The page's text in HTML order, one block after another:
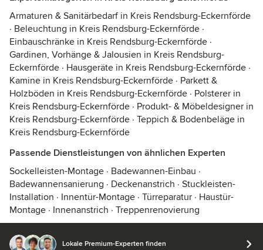
Armaturen & Sanitärbedarf in Kreis Rendsburg-Eckernförde
· Beleuchtung in Kreis Rendsburg-Eckernförde ·
Einbauschränke in Kreis Rendsburg-Eckernförde ·
Gardinen, Vorhänge & Jalousien in Kreis Rendsburg-
Eckernförde · Hausgeräte in Kreis Rendsburg-Eckernförde ·
Kamine in Kreis Rendsburg-Eckernförde · Parkett &
Holzböden in Kreis Rendsburg-Eckernförde · Polsterer in
Kreis Rendsburg-Eckernförde · Produkt- & Möbeldesigner in
Kreis Rendsburg-Eckernförde · Teppich & Bodenbeläge in
Kreis Rendsburg-Eckernförde
Passende Dienstleistungen von ähnlichen Experten
Sockelleisten-Montage · Badewannen-Einbau ·
Badewannensanierung · Deckenanstrich · Stuckleisten-
Installation · Innentür-Montage · Türreparatur · Haustür-
Montage · Innenanstrich · Treppenrenovierung
Lokale Premium-Experten finden